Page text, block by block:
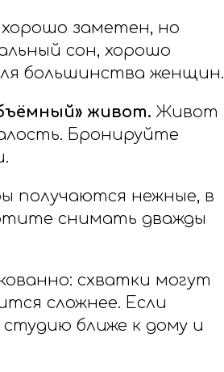
заметен, но
сон, хорошо
большинства женщин.
живот. Живот
Бронируйте
получаются нежные, в
снимать дважды
схватки могут
сложнее. Если
ближе к дому и